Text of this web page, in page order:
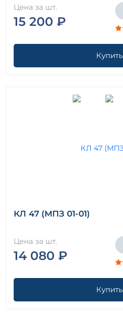
Цена за шт.
15 200 ₽
Купить
КЛ 47 (МПЗ 01-01)
Цена за шт.
14 080 ₽
Купить